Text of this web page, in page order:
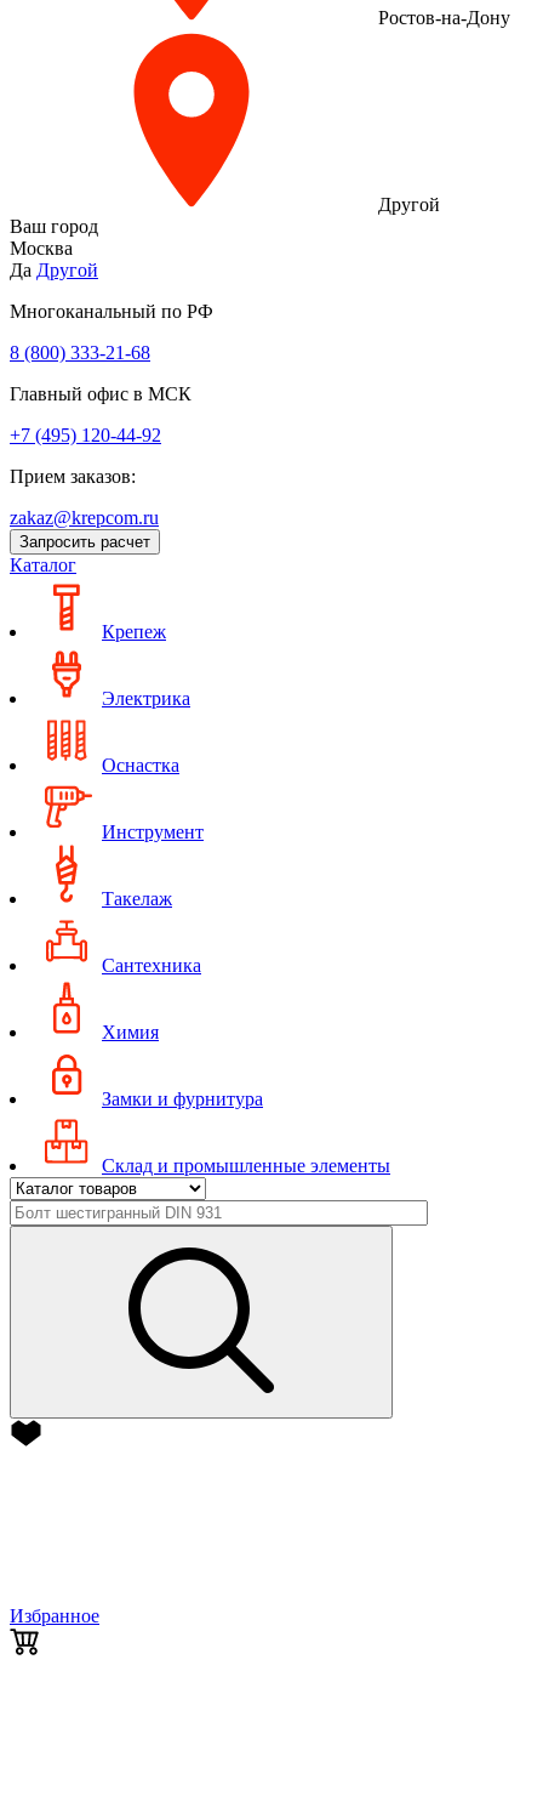
Ростов-на-Дону
Другой
Ваш город
Москва
Да Другой
Многоканальный по РФ
8 (800) 333‑21-68
Главный офис в МСК
+7 (495) 120-44-92
Прием заказов:
zakaz@krepcom.ru
Запросить расчет
Каталог
Крепеж
Электрика
Оснастка
Инструмент
Такелаж
Сантехника
Химия
Замки и фурнитура
Склад и промышленные элементы
Избранное